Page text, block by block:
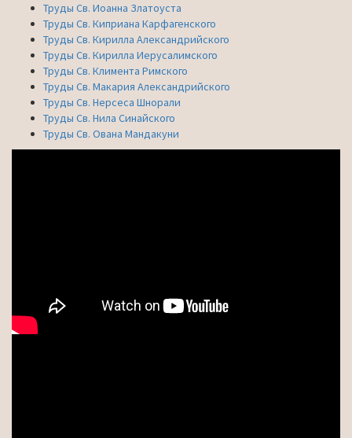
Труды Св. Иоанна Златоуста
Труды Св. Киприана Карфагенского
Труды Св. Кирилла Александрийского
Труды Св. Кирилла Иерусалимского
Труды Св. Климента Римского
Труды Св. Макария Александрийского
Труды Св. Нерсеса Шнорали
Труды Св. Нила Синайского
Труды Св. Ована Мандакуни